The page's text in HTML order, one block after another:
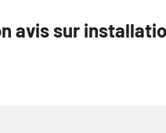
avis sur